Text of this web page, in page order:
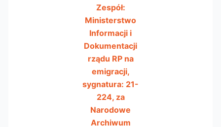
Zespół:
Ministerstwo
Informacji i
Dokumentacji
rządu RP na
emigracji,
sygnatura: 21-
224, za
Narodowe
Archiwum